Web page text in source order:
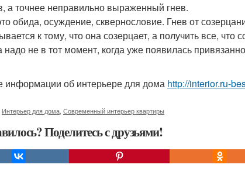
а точнее неправильно выраженный гнев.
обида, осуждение, сквернословие. Гнев от
к тому, что она созерцает, а получить все,
надо не в тот момент, когда уже появилась
информации об интерьере для дома http://interior.ru-
Интерьер для дома Современный интерьер квартиры
Поделитесь с друзьями!